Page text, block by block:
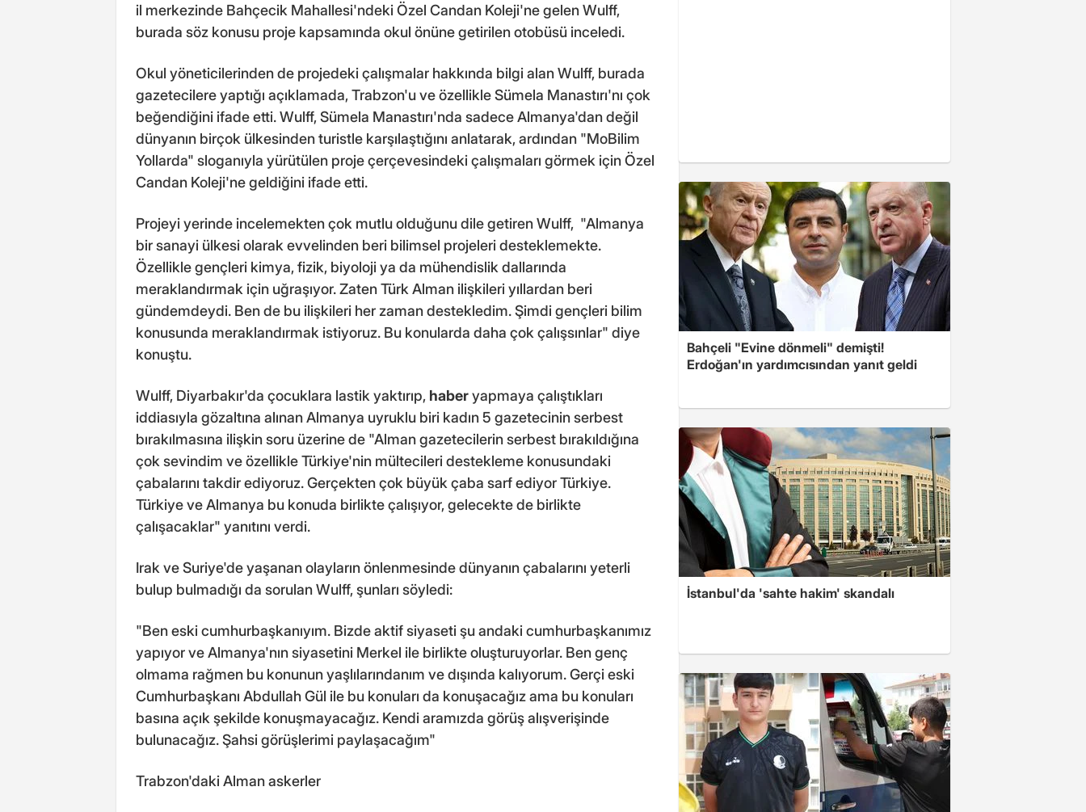
il merkezinde Bahçecik Mahallesi'ndeki Özel Candan Koleji'ne gelen Wulff,
burada söz konusu proje kapsamında okul önüne getirilen otobüsü inceledi.
Okul yöneticilerinden de projedeki çalışmalar hakkında bilgi alan Wulff, burada
gazetecilere yaptığı açıklamada, Trabzon'u ve özellikle Sümela Manastırı'nı çok
beğendiğini ifade etti. Wulff, Sümela Manastırı'nda sadece Almanya'dan değil
dünyanın birçok ülkesinden turistle karşılaştığını anlatarak, ardından "MoBilim
Yollarda" sloganıyla yürütülen proje çerçevesindeki çalışmaları görmek için Özel
Candan Koleji'ne geldiğini ifade etti.
Projeyi yerinde incelemekten çok mutlu olduğunu dile getiren Wulff, "Almanya
bir sanayi ülkesi olarak evvelinden beri bilimsel projeleri desteklemekte.
Özellikle gençleri kimya, fizik, biyoloji ya da mühendislik dallarında
meraklandırmak için uğraşıyor. Zaten Türk Alman ilişkileri yıllardan beri
gündemdeydi. Ben de bu ilişkileri her zaman destekledim. Şimdi gençleri bilim
konusunda meraklandırmak istiyoruz. Bu konularda daha çok çalışsınlar" diye
konuştu.
Wulff, Diyarbakır'da çocuklara lastik yaktırıp, haberyapmaya çalıştıkları
iddiasıyla gözaltına alınan Almanya uyruklu biri kadın 5 gazetecinin serbest
bırakılmasına ilişkin soru üzerine de "Alman gazetecilerin serbest bırakıldığına
çok sevindim ve özellikle Türkiye'nin mültecileri destekleme konusundaki
çabalarını takdir ediyoruz. Gerçekten çok büyük çaba sarf ediyor Türkiye.
Türkiye ve Almanya bu konuda birlikte çalışıyor, gelecekte de birlikte
çalışacaklar" yanıtını verdi.
Irak ve Suriye'de yaşanan olayların önlenmesinde dünyanın çabalarını yeterli
bulup bulmadığı da sorulan Wulff, şunları söyledi:
"Ben eski cumhurbaşkanıyım. Bizde aktif siyaseti şu andaki cumhurbaşkanımız
yapıyor ve Almanya'nın siyasetini Merkel ile birlikte oluşturuyorlar. Ben genç
olmama rağmen bu konunun yaşlılarındanım ve dışında kalıyorum. Gerçi eski
Cumhurbaşkanı Abdullah Gül ile bu konuları da konuşacağız ama bu konuları
basına açık şekilde konuşmayacağız. Kendi aramızda görüş alışverişinde
bulunacağız. Şahsi görüşlerimi paylaşacağım"
Trabzon'daki Alman askerler
Bahçeli "Evine dönmeli" demişti!
Erdoğan'ın yardımcısından yanıt geldi
İstanbul'da 'sahte hakim' skandalı